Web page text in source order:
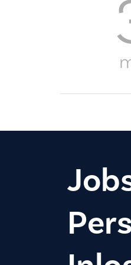
Pers